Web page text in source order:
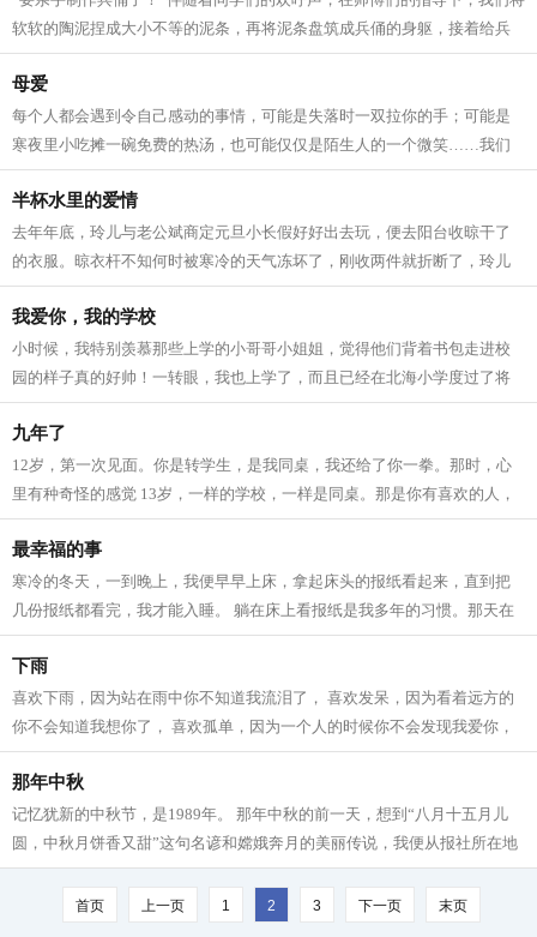
软软的陶泥捏成大小不等的泥条，再将泥条盘筑成兵俑的身躯，接着给兵
俑安上头和手，很快一尊栩栩如生...
母爱
每个人都会遇到令自己感动的事情，可能是失落时一双拉你的手；可能是
寒夜里小吃摊一碗免费的热汤，也可能仅仅是陌生人的一个微笑……我们
往往感动于外界的善意，却常常忽略了...
半杯水里的爱情
去年年底，玲儿与老公斌商定元旦小长假好好出去玩，便去阳台收晾干了
的衣服。晾衣杆不知何时被寒冷的天气冻坏了，刚收两件就折断了，玲儿
搬了张凳子，一只脚踩在凳子上，一只...
我爱你，我的学校
小时候，我特别羡慕那些上学的小哥哥小姐姐，觉得他们背着书包走进校
园的样子真的好帅！一转眼，我也上学了，而且已经在北海小学度过了将
近四个春秋。现在我就带你们去参观一...
九年了
12岁，第一次见面。你是转学生，是我同桌，我还给了你一拳。那时，心
里有种奇怪的感觉 13岁，一样的学校，一样是同桌。那是你有喜欢的人，
而那人现在是我的闺蜜。你也和她分手...
最幸福的事
寒冷的冬天，一到晚上，我便早早上床，拿起床头的报纸看起来，直到把
几份报纸都看完，我才能入睡。 躺在床上看报纸是我多年的习惯。那天在
楼下，正好送报纸的人来了，我问她，...
下雨
喜欢下雨，因为站在雨中你不知道我流泪了， 喜欢发呆，因为看着远方的
你不会知道我想你了， 喜欢孤单，因为一个人的时候你不会发现我爱你，
喜欢在你身边，因为拥有你是我开了...
那年中秋
记忆犹新的中秋节，是1989年。 那年中秋的前一天，想到“八月十五月儿
圆，中秋月饼香又甜”这句名谚和嫦娥奔月的美丽传说，我便从报社所在地
乘公交到武昌中华路码头，准备买月...
首页 上一页 1 2 3 下一页 末页